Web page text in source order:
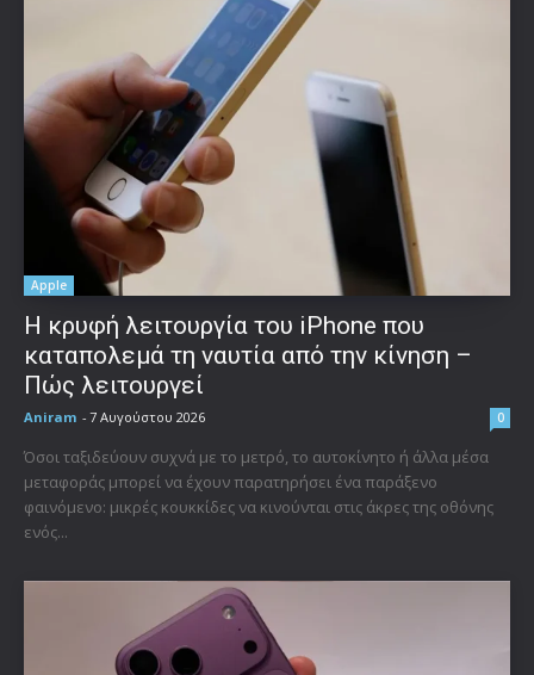
Apple
Η κρυφή λειτουργία του iPhone που
καταπολεμά τη ναυτία από την κίνηση –
Πώς λειτουργεί
Aniram - 7 Αυγούστου 2026 0
Όσοι ταξιδεύουν συχνά με το μετρό, το αυτοκίνητο ή άλλα μέσα
μεταφοράς μπορεί να έχουν παρατηρήσει ένα παράξενο
φαινόμενο: μικρές κουκκίδες να κινούνται στις άκρες της οθόνης
ενός...